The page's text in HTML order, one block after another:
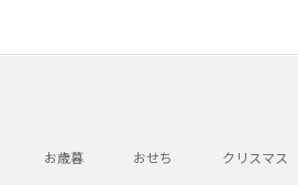
お歳暮 おせち クリスマス